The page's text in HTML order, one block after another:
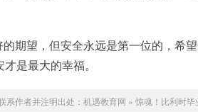
期望，但安全永远是第一位的，希
是最大的幸福。
系作者并注明出处： 机遇教育网 » 惊魂！比利时